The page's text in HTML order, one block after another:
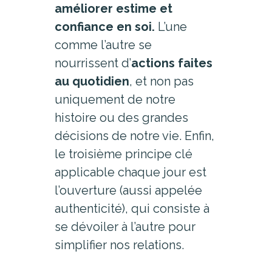
améliorer estime et
confiance en soi. L’une
comme l’autre se
nourrissent d’actions faites
au quotidien, et non pas
uniquement de notre
histoire ou des grandes
décisions de notre vie. Enfin,
le troisième principe clé
applicable chaque jour est
l’ouverture (aussi appelée
authenticité), qui consiste à
se dévoiler à l’autre pour
simplifier nos relations.